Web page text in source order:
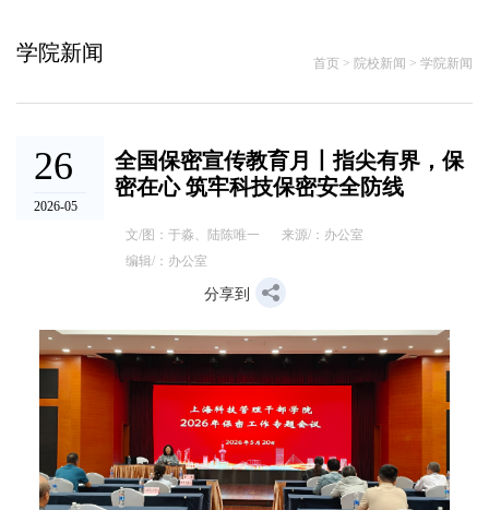
学院新闻 首页 > 院校新闻 > 学院新闻
26
2026-05
全国保密宣传教育月丨指尖有界，保
密在心 筑牢科技保密安全防线
文/图：于淼、陆陈唯一
来源/：办公室
编辑/：办公室
分享到